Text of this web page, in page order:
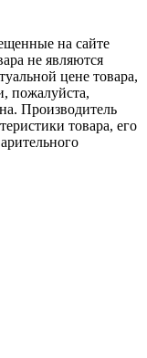
на сайте
не являются
цене товара,
пожалуйста,
Производитель
товара, его